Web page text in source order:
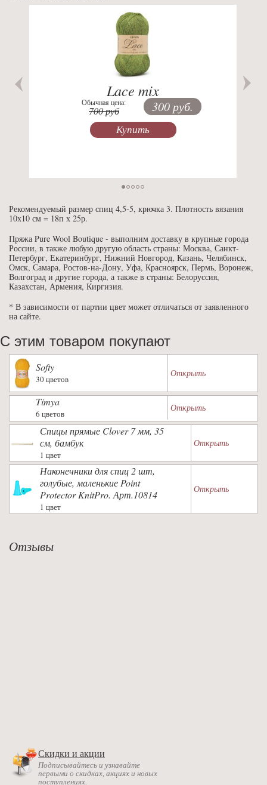
Lace mix
Обычная цена:
700 руб 300 руб.
Купить
Рекомендуемый размер спиц 4,5-5, крючка 3. Плотность вязания
10х10 см = 18п х 25р.
Пряжа Pure Wool Boutique - выполним доставку в крупные города
России, в также любую другую область страны: Москва, Санкт-
Петербург, Екатеринбург, Нижний Новгород, Казань, Челябинск,
Омск, Самара, Ростов-на-Дону, Уфа, Красноярск, Пермь, Воронеж,
Волгоград и другие города, а также в страны: Белоруссия,
Казахстан, Армения, Киргизия.
* В зависимости от партии цвет может отличаться от заявленного
на сайте.
С этим товаром покупают
Softy
30 цветов
Открыть
Timya
6 цветов
Открыть
Спицы прямые Clover 7 мм, 35
см, бамбук
1 цвет
Открыть
Наконечники для спиц 2 шт,
голубые, маленькие Point
Protector KnitPro. Арт.10814
1 цвет
Открыть
Отзывы
Скидки и акции
Подписывайтесь и узнавайте
первыми о скидках, акциях и новых
поступлениях.